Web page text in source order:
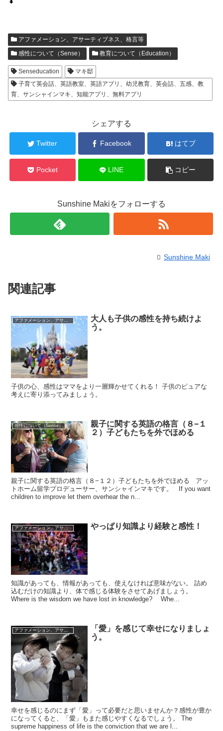
アファメーション、アサーティブネス、格言等
感性について（Sense）
教育について（Education）
Senseducation
マキ邸
子育て英会話、英語教室、英語アプリ、幼児教育、英会話、五感、教
育、サンシャインマキ、知能アプリ、無料アプリ
シェアする
Twitter Facebook はてブ
Pocket LINE コピー
Sunshine Makiをフォローする
Sunshine Maki
関連記事
アファメーション、アサーティブネス、格言等
大人も子供の感性を持ち続けよ
う。
子供の心、感性はママをより一層輝かせてくれる！ 子供のピュアな
考えに寄り添ってみましょう。
感性について（Sense）
親子に関する英語の格言（８−１
２）子どもたちを外でほめる
親子に関する英語の格言（８−１２）子どもたちを外でほめる アッ
トホーム留学プロデューサー、サンシャインマキです。 If you want
children to improve let them overhear the n...
アファメーション、アサーティブネス、格言等 やっぱり知識より経験と感性！
知識があっても、情報があっても、使えなければ意味がない。 詰め
込むだけの知識より、体で感じる体験をさせてあげましょう。
Where is the wisdom we have lost in knowledge? Whe...
アファメーション、アサーティブネス、格言等
「愛」を感じて幸せになりましょ
う。
幸せを感じるのにまず「愛」って必要だと思いませんか？感性が豊か
になってくると、「愛」もまた感じやすくなるでしょう。 The
supreme happiness of life is the conviction that we are l...